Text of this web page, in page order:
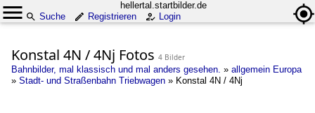
hellertal.startbilder.de
Suche
Registrieren Login
Konstal 4N / 4Nj Fotos 4 Bilder
Bahnbilder, mal klassisch und mal anders gesehen. » allgemein Europa
» Stadt- und Straßenbahn Triebwagen » Konstal 4N / 4Nj